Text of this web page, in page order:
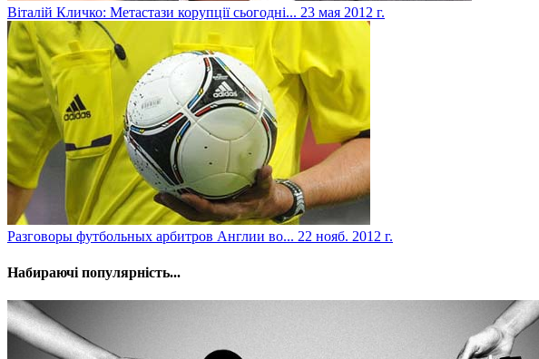
Віталій Кличко: Метастази корупції сьогодні... 23 мая 2012 г.
Разговоры футбольных арбитров Англии во... 22 нояб. 2012 г.
Набираючі популярність...